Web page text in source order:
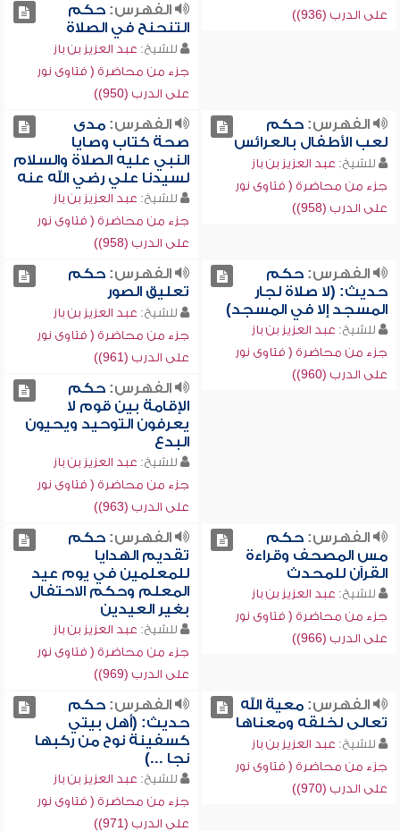
على الدرب (936))
الفهرس:حكم
التنحنح في الصلاة
للشيخ: عبد العزيز بن باز
جزء من محاضرة ( فتاوى نور
على الدرب (950))
الفهرس:حكم
لعب الأطفال بالعرائس
للشيخ: عبد العزيز بن باز
جزء من محاضرة ( فتاوى نور
على الدرب (958))
الفهرس:مدى
صحة كتاب وصايا
النبي عليه الصلاة والسلام
لسيدنا علي رضي الله عنه
للشيخ: عبد العزيز بن باز
جزء من محاضرة ( فتاوى نور
على الدرب (958))
الفهرس:حكم
حديث: (لا صلاة لجار
المسجد إلا في المسجد)
للشيخ: عبد العزيز بن باز
جزء من محاضرة ( فتاوى نور
على الدرب (960))
الفهرس:حكم
تعليق الصور
للشيخ: عبد العزيز بن باز
جزء من محاضرة ( فتاوى نور
على الدرب (961))
الفهرس:حكم
الإقامة بين قوم لا
يعرفون التوحيد ويحيون
البدع
للشيخ: عبد العزيز بن باز
جزء من محاضرة ( فتاوى نور
على الدرب (963))
الفهرس:حكم
مس المصحف وقراءة
القرآن للمحدث
للشيخ: عبد العزيز بن باز
جزء من محاضرة ( فتاوى نور
على الدرب (966))
الفهرس:حكم
تقديم الهدايا
للمعلمين في يوم عيد
المعلم وحكم الاحتفال
بغير العيدين
للشيخ: عبد العزيز بن باز
جزء من محاضرة ( فتاوى نور
على الدرب (969))
الفهرس:معية الله
تعالى لخلقه ومعناها
للشيخ: عبد العزيز بن باز
جزء من محاضرة ( فتاوى نور
على الدرب (970))
الفهرس:حكم
حديث: (أهل بيتي
كسفينة نوح من ركبها
نجا ...)
للشيخ: عبد العزيز بن باز
جزء من محاضرة ( فتاوى نور
على الدرب (971))